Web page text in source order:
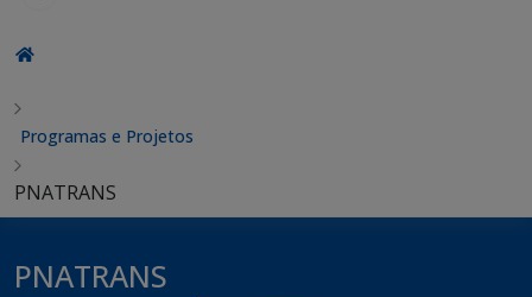
Programas e Projetos
PNATRANS
PNATRANS